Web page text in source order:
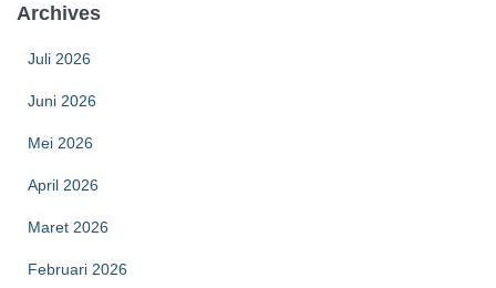
Archives
Juli 2026
Juni 2026
Mei 2026
April 2026
Maret 2026
Februari 2026